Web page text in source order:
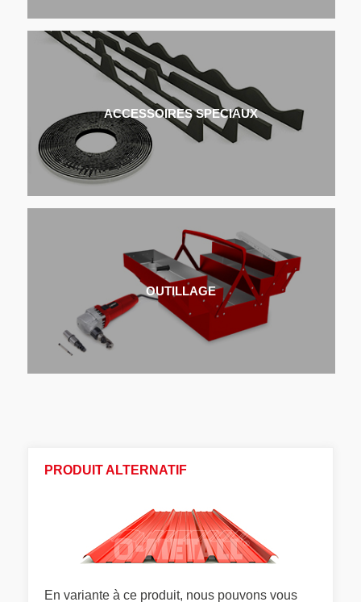
ACCESSOIRES SPECIAUX
OUTILLAGE
PRODUIT ALTERNATIF
En variante à ce produit, nous pouvons vous